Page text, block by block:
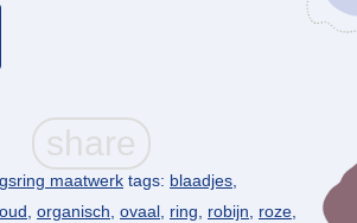
maatwerk tags: blaadjes,
, organisch, ovaal, ring, robijn, roze,